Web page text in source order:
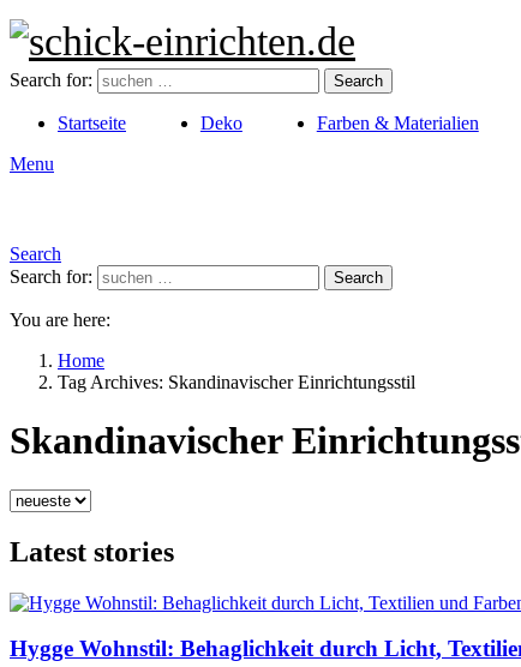
Search for: Search
Startseite Deko Farben & Materialien
Menu
Search
Search for:
Search
You are here:
Home
Tag Archives: Skandinavischer Einrichtungsstil
Skandinavischer
Latest stories
Hygge Wohnstil: Behaglichkeit durch Licht,